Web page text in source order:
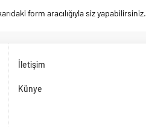
form aracılığıyla siz yapabilirsiniz.
İletişim
Künye